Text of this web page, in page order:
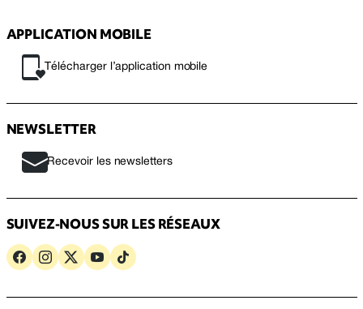
APPLICATION MOBILE
Télécharger l’application mobile
NEWSLETTER
Recevoir les newsletters
SUIVEZ-NOUS SUR LES RÉSEAUX